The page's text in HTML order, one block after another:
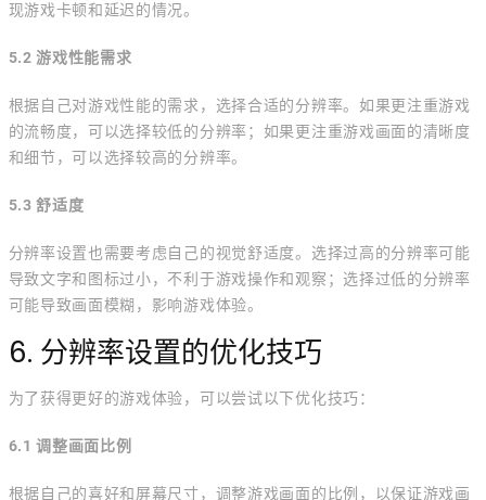
现游戏卡顿和延迟的情况。
5.2 游戏性能需求
根据自己对游戏性能的需求，选择合适的分辨率。如果更注重游戏
的流畅度，可以选择较低的分辨率；如果更注重游戏画面的清晰度
和细节，可以选择较高的分辨率。
5.3 舒适度
分辨率设置也需要考虑自己的视觉舒适度。选择过高的分辨率可能
导致文字和图标过小，不利于游戏操作和观察；选择过低的分辨率
可能导致画面模糊，影响游戏体验。
6. 分辨率设置的优化技巧
为了获得更好的游戏体验，可以尝试以下优化技巧：
6.1 调整画面比例
根据自己的喜好和屏幕尺寸，调整游戏画面的比例，以保证游戏画